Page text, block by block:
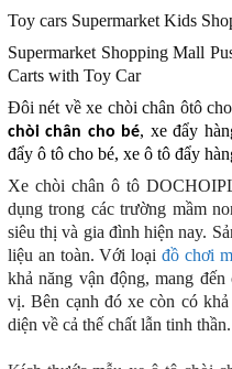
Toy cars Supermarket Kids
Supermarket Shopping Mall
Carts with Toy Car
Đôi nét về xe chòi chân ôtô
chòi chân cho bé, xe đẩy
đẩy ô tô cho bé, xe ô tô đẩy
Xe chòi chân ô tô
dụng trong các trường mầm
siêu thị và gia đình hiện nay.
liệu an toàn. Với loại đồ chơi
khả năng vận động, mang
vị. Bên cạnh đó xe còn có
diện về cả thế chất lẫn tinh thần.